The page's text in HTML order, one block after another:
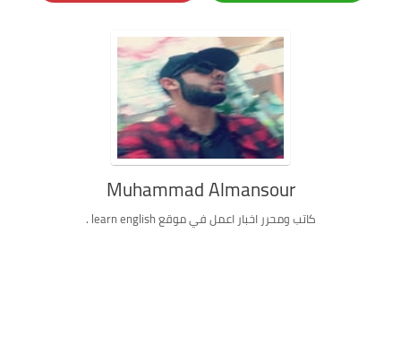
Muhammad Almansour
كاتب ومحرر اخبار اعمل في موقع learn english .